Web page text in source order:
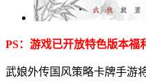
PS：游戏已开放特色版本福
武娘外传国风策略卡牌手游